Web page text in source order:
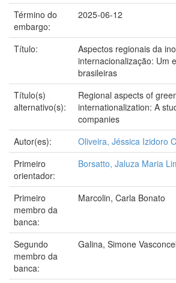
Término do
embargo:
2025-06-12
Título:
Aspectos regionais da
internacionalização: Um
brasileiras
Título(s)
alternativo(s):
Regional aspects of
internationalization: A
companies
Autor(es):
Oliveira, Jéssica Izidoro
Primeiro
orientador:
Borsatto, Jaluza Maria
Primeiro
membro da
banca:
Marcolin, Carla Bonato
Segundo
membro da
banca:
Galina, Simone